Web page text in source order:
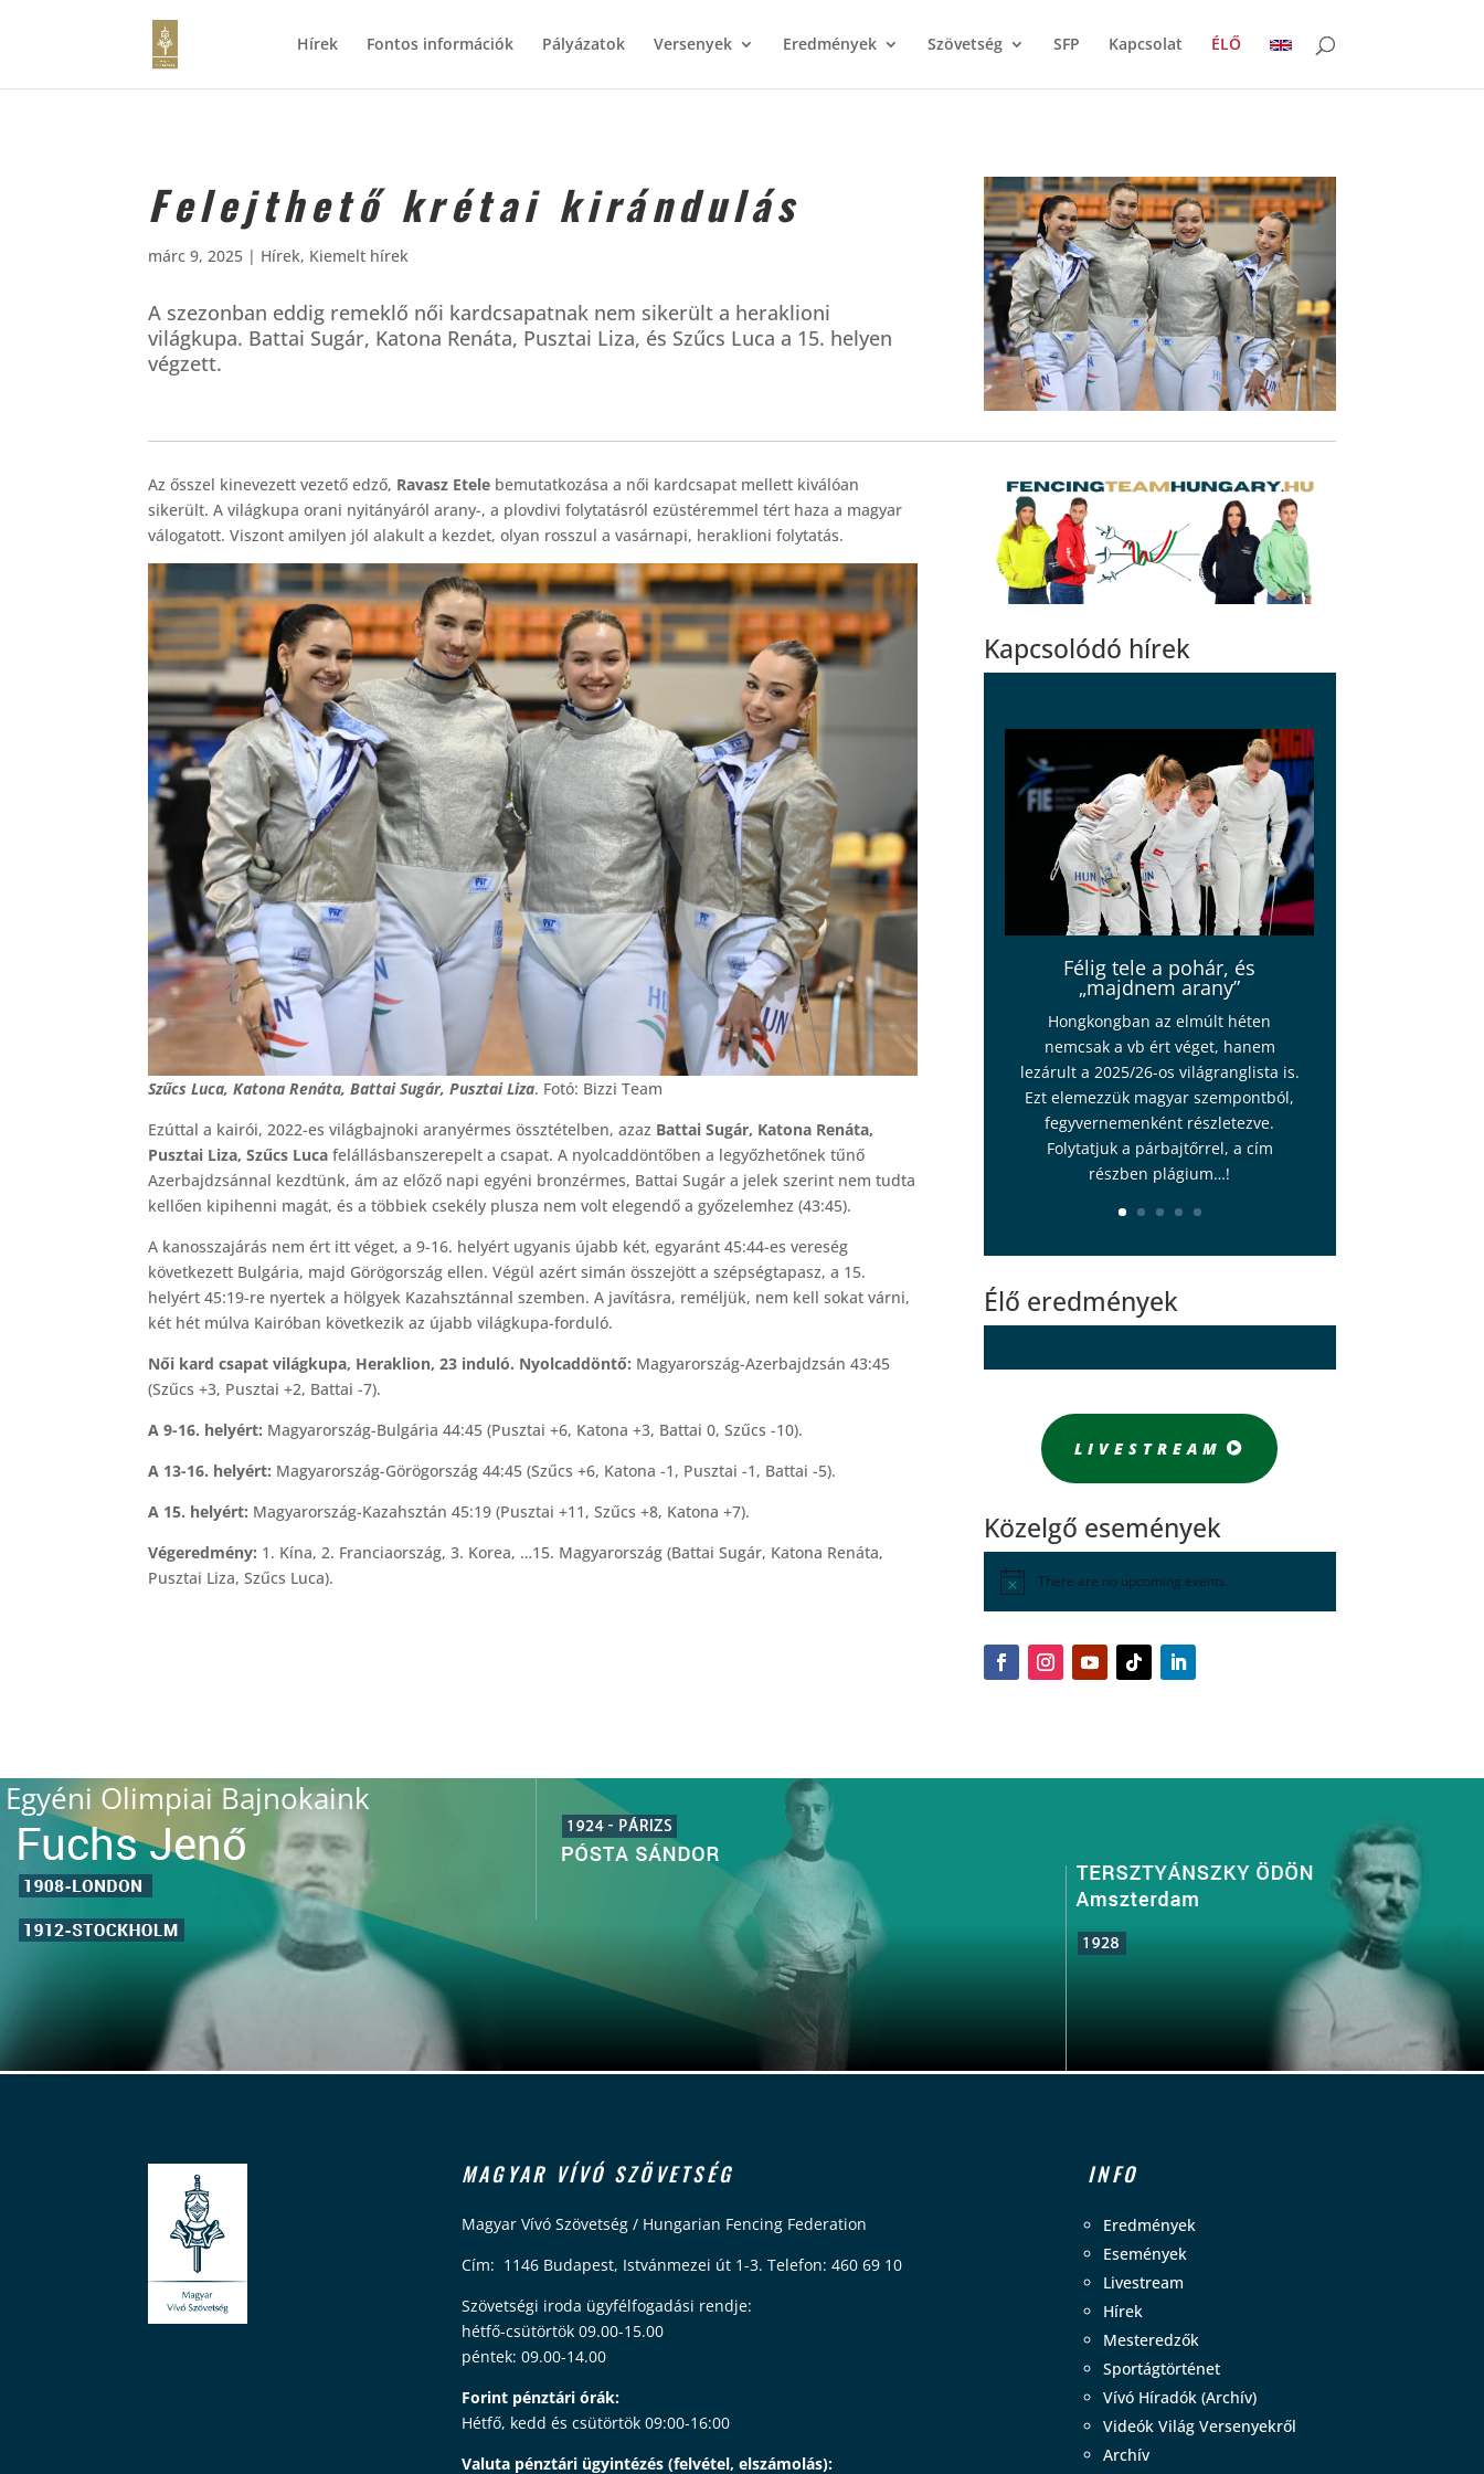
Hírek Fontos információk Pályázatok Versenyek Eredmények Szövetség SFP Kapcsolat ÉLŐ
Felejthető krétai kirándulás
márc 9, 2025 | Hírek, Kiemelt hírek
A szezonban eddig remeklő női kardcsapatnak nem sikerült a heraklioni
világkupa. Battai Sugár, Katona Renáta, Pusztai Liza, és Szűcs Luca a 15. helyen
végzett.
Az ősszel kinevezett vezető edző, Ravasz Etele bemutatkozása a női kardcsapat mellett kiválóan
sikerült. A világkupa orani nyitányáról arany-, a plovdivi folytatásról ezüstéremmel tért haza a magyar
válogatott. Viszont amilyen jól alakult a kezdet, olyan rosszul a vasárnapi, heraklioni folytatás.
Szűcs Luca, Katona Renáta, Battai Sugár, Pusztai Liza. Fotó: Bizzi Team
Ezúttal a kairói, 2022-es világbajnoki aranyérmes össztételben, azaz Battai Sugár, Katona Renáta,
Pusztai Liza, Szűcs Lucafelállásbanszerepelt a csapat. A nyolcaddöntőben a legyőzhetőnek tűnő
Azerbajdzsánnal kezdtünk, ám az előző napi egyéni bronzérmes, Battai Sugár a jelek szerint nem tudta
kellően kipihenni magát, és a többiek csekély plusza nem volt elegendő a győzelemhez (43:45).
A kanosszajárás nem ért itt véget, a 9-16. helyért ugyanis újabb két, egyaránt 45:44-es vereség
következett Bulgária, majd Görögország ellen. Végül azért simán összejött a szépségtapasz, a 15.
helyért 45:19-re nyertek a hölgyek Kazahsztánnal szemben. A javításra, reméljük, nem kell sokat várni,
két hét múlva Kairóban következik az újabb világkupa-forduló.
Női kard csapat világkupa, Heraklion, 23 induló. Nyolcaddöntő: Magyarország-Azerbajdzsán 43:45
(Szűcs +3, Pusztai +2, Battai -7).
A 9-16. helyért: Magyarország-Bulgária 44:45 (Pusztai +6, Katona +3, Battai 0, Szűcs -10).
A 13-16. helyért: Magyarország-Görögország 44:45 (Szűcs +6, Katona -1, Pusztai -1, Battai -5).
A 15. helyért: Magyarország-Kazahsztán 45:19 (Pusztai +11, Szűcs +8, Katona +7).
Végeredmény: 1. Kína, 2. Franciaország, 3. Korea, …15. Magyarország (Battai Sugár, Katona Renáta,
Pusztai Liza, Szűcs Luca).
Kapcsolódó hírek
Félig tele a pohár, és
„majdnem arany”
Hongkongban az elmúlt héten
nemcsak a vb ért véget, hanem
lezárult a 2025/26-os világranglista is.
Ezt elemezzük magyar szempontból,
fegyvernemenként részletezve.
Folytatjuk a párbajtőrrel, a cím
részben plágium…!
Élő eredmények
LIVESTREAM
Közelgő események
There are no upcoming events.
Egyéni Olimpiai Bajnokaink
MAGYAR VÍVÓ SZÖVETSÉG
Magyar Vívó Szövetség / Hungarian Fencing Federation
Cím: 1146 Budapest, Istvánmezei út 1-3. Telefon: 460 69 10
Szövetségi iroda ügyfélfogadási rendje:
hétfő-csütörtök 09.00-15.00
péntek: 09.00-14.00
Forint pénztári órák:
Hétfő, kedd és csütörtök 09:00-16:00
Valuta pénztári ügyintézés (felvétel, elszámolás):
INFO
Eredmények
Események
Livestream
Hírek
Mesteredzők
Sportágtörténet
Vívó Híradók (Archív)
Videók Világ Versenyekről
Archív